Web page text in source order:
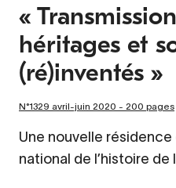
«
héritages et
(ré)inventés »
N°1329 avril-juin 2020 - 200 pages
Une nouvelle résidence
national de l’histoire de